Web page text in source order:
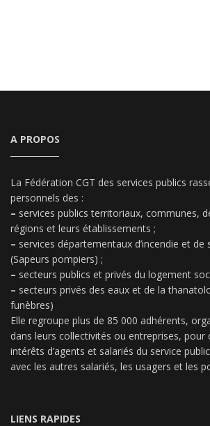
A PROPOS
La Fédération CGT des services publics
personnels des :
– services publics territoriaux, communes,
régions et leurs établissements ;
– services départementaux d’incendie et de
(Sapeurs pompiers) ;
– secteurs publics et privés du logement
– secteurs privés des eaux et de la
funèbres)
Elle regroupe plus de 85 000 adhérents,
dans leurs collectivités ou entreprises, pour
intérêts d’agents et salariés du service
avec les autres salariés, les usagers et les
LIENS RAPIDES